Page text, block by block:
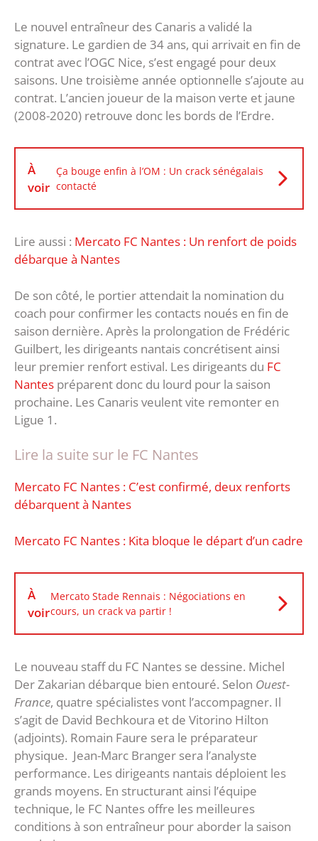
Le nouvel entraîneur des Canaris a validé la
signature. Le gardien de 34 ans, qui arrivait en fin de
contrat avec l’OGC Nice, s’est engagé pour deux
saisons. Une troisième année optionnelle s’ajoute au
contrat. L’ancien joueur de la maison verte et jaune
(2008-2020) retrouve donc les bords de l’Erdre.
À
voir
Ça bouge enfin à l’OM : Un crack sénégalais
contacté
Lire aussi : Mercato FC Nantes : Un renfort de poids
débarque à Nantes
De son côté, le portier attendait la nomination du
coach pour confirmer les contacts noués en fin de
saison dernière. Après la prolongation de Frédéric
Guilbert, les dirigeants nantais concrétisent ainsi
leur premier renfort estival. Les dirigeants du FC
Nantes préparent donc du lourd pour la saison
prochaine. Les Canaris veulent vite remonter en
Ligue 1.
Lire la suite sur le FC Nantes
Mercato FC Nantes : C’est confirmé, deux renforts
débarquent à Nantes
Mercato FC Nantes : Kita bloque le départ d’un cadre
À
voir
Mercato Stade Rennais : Négociations en
cours, un crack va partir !
Le nouveau staff du FC Nantes se dessine. Michel
Der Zakarian débarque bien entouré. Selon Ouest-
France, quatre spécialistes vont l’accompagner. Il
s’agit de David Bechkoura et de Vitorino Hilton
(adjoints). Romain Faure sera le préparateur
physique. Jean-Marc Branger sera l’analyste
performance. Les dirigeants nantais déploient les
grands moyens. En structurant ainsi l’équipe
technique, le FC Nantes offre les meilleures
conditions à son entraîneur pour aborder la saison